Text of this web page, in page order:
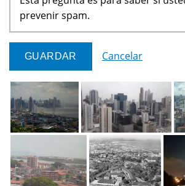
prevenir spam.
Cancelar